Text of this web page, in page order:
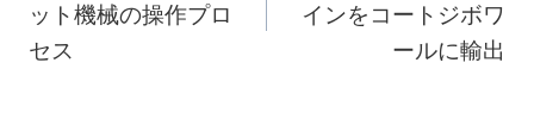
ナ
ット機械の操作プロ
セス
インをコートジボワ
ールに輸出